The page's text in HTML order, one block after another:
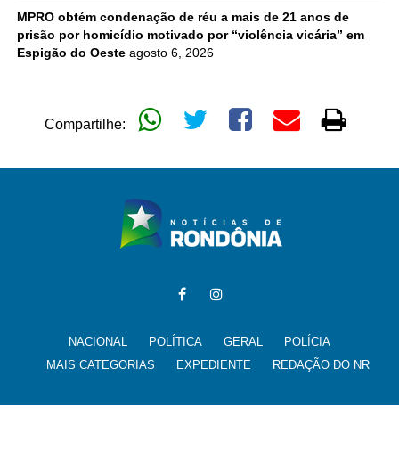
MPRO obtém condenação de réu a mais de 21 anos de
prisão por homicídio motivado por “violência vicária” em
Espigão do Oeste agosto 6, 2026
Compartilhe:
NACIONAL POLÍTICA GERAL
POLÍCIA
MAIS CATEGORIAS
EXPEDIENTE REDAÇÃO DO NR